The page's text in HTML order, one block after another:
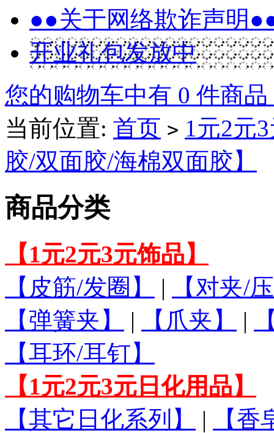
●●关于网络欺诈声明
开业礼包发放中
您的购物车中有 0 件商
当前位置: 首页 > 1元2元
胶/双面胶/海棉双面胶】
商品分类
【1元2元3元饰品】
【皮筋/发圈】
|
【对夹/
【弹簧夹】
| 【爪夹】 |
【耳环/耳钉】
【1元2元3元日化用品】
【其它日化系列】
|
【